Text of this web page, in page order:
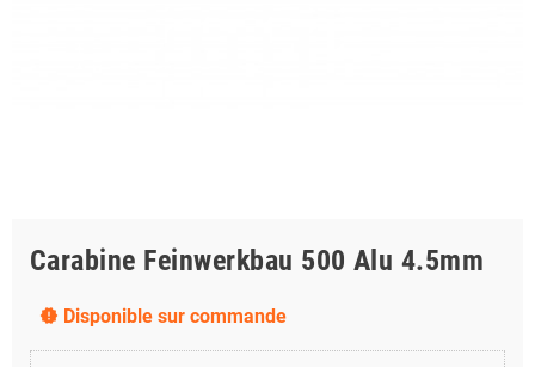
Carabine Feinwerkbau 500 Alu 4.5mm
new_releases Disponible sur commande